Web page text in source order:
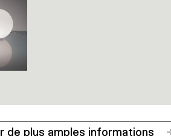
de plus amples informations